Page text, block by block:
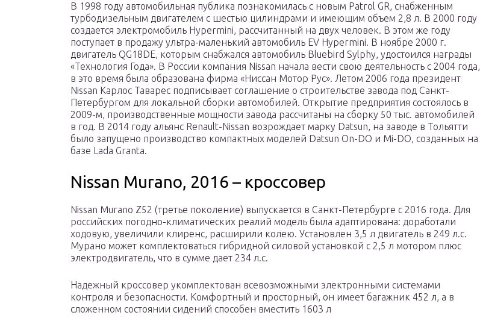
В 1998 году автомобильная публика познакомилась с новым Patrol GR, снабженным
турбодизельным двигателем с шестью цилиндрами и имеющим объем 2,8 л. В 2000 году
создается электромобиль Нypermini, рассчитанный на двух человек. В этом же году
поступает в продажу ультра-маленький автомобиль EV Hypermini. В ноябре 2000 г.
двигатель QG18DE, которым снабжался автомобиль Bluebird Sylphy, удостоился награды
«Технология Года». В России компания Nissan начала вести свою деятельность с 2004 года,
в это время была образована фирма «Ниссан Мотор Рус». Летом 2006 года президент
Nissan Карлос Таварес подписывает соглашение о строительстве завода под Санкт-
Петербургом для локальной сборки автомобилей. Открытие предприятия состоялось в
2009-м, производственные мощности завода рассчитаны на сборку 50 тыс. автомобилей
в год. В 2014 году альянс Renault-Nissan возрождает марку Datsun, на заводе в Тольятти
было запущено производство компактных моделей Datsun On-DO и Mi-DO, созданных на
базе Lada Granta.
Nissan Murano, 2016 – кроссовер
Nissan Murano Z52 (третье поколение) выпускается в Санкт-Петербурге с 2016 года. Для
российских погодно-климатических реалий модель была адаптирована: доработали
ходовую, увеличили клиренс, расширили колею. Установлен 3,5 л двигатель в 249 л.с.
Мурано может комплектоваться гибридной силовой установкой с 2,5 л мотором плюс
электродвигатель, что в сумме дает 234 л.с.
Надежный кроссовер укомплектован всевозможными электронными системами
контроля и безопасности. Комфортный и просторный, он имеет багажник 452 л, а в
сложенном состоянии сидений способен вместить 1603 л